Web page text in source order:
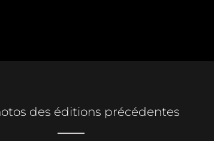
des éditions précédentes